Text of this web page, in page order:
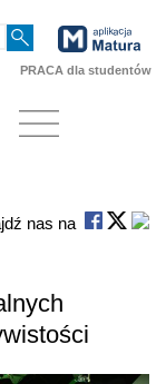
PRACA dla studentów
nas na